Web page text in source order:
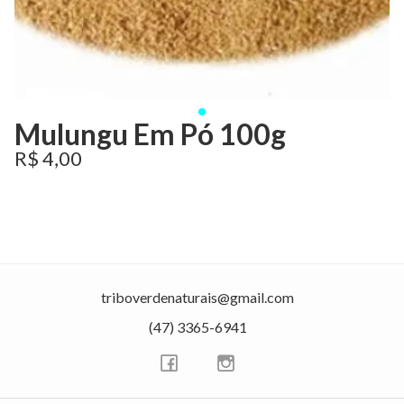
Mulungu Em Pó 100g
R$ 4,00
triboverdenaturais@gmail.com
(47) 3365-6941